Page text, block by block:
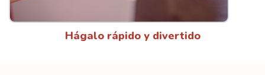
Hágalo rápido y divertido